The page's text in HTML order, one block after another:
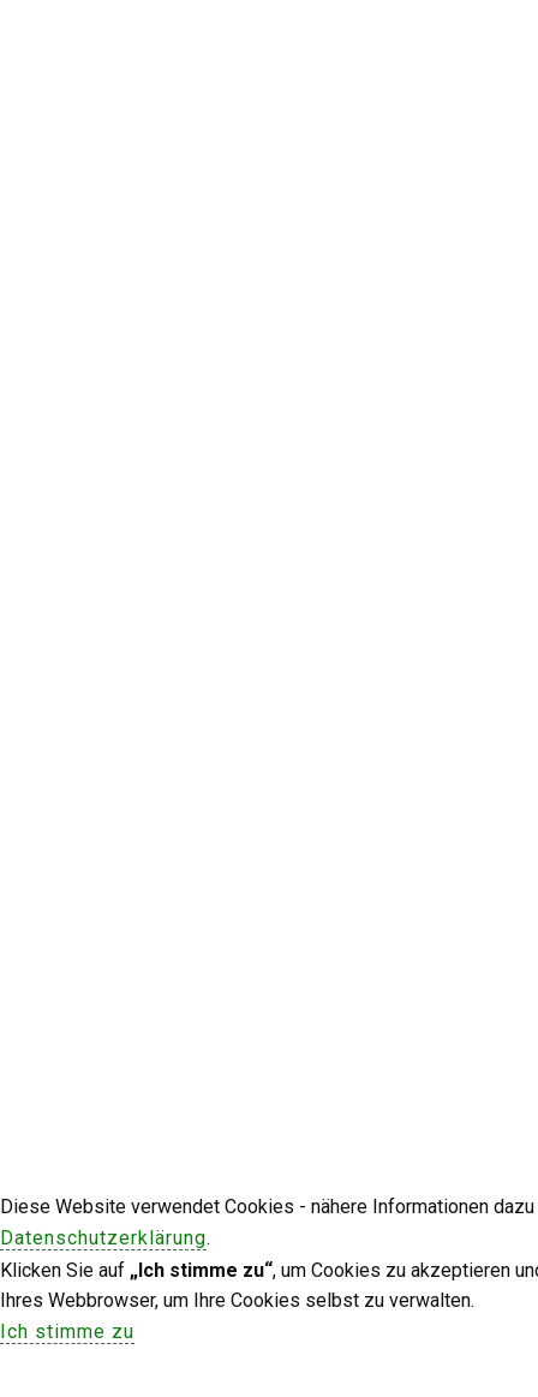
Diese Website verwendet Cookies - nähere Informationen
Datenschutzerklärung.
Klicken Sie auf „Ich stimme zu“, um Cookies zu akzeptieren
Ihres Webbrowser, um Ihre Cookies selbst zu verwalten.
Ich stimme zu